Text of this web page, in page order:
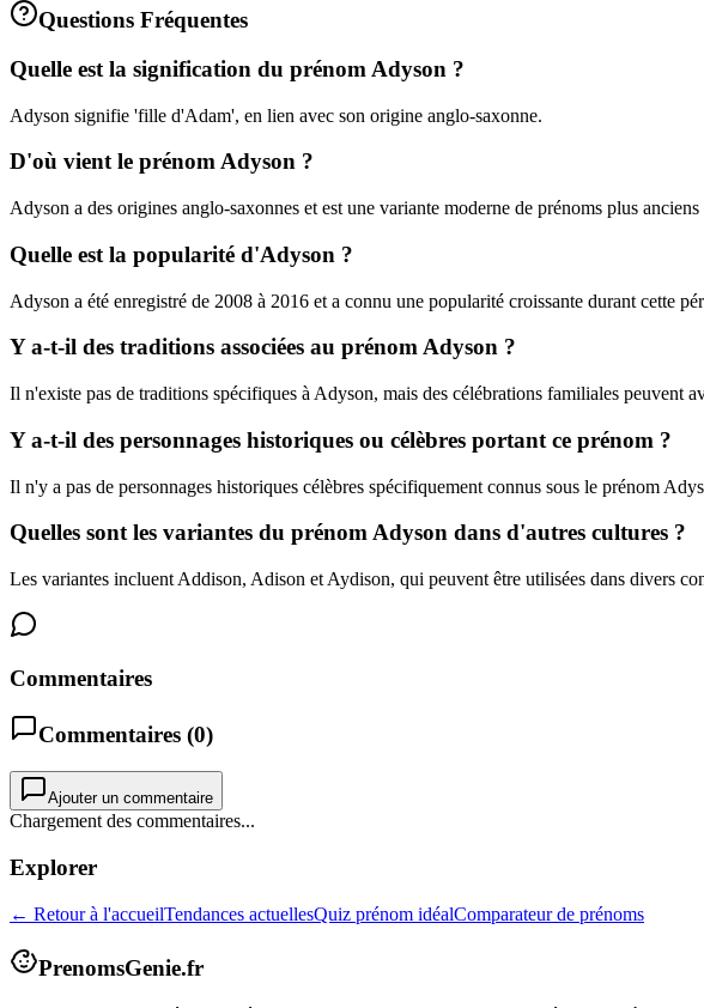
Questions Fréquentes
Quelle est la signification du prénom Adyson ?
Adyson signifie 'fille d'Adam', en lien avec son origine anglo-saxonne.
D'où vient le prénom Adyson ?
Adyson a des origines anglo-saxonnes et est une variante moderne de prénoms plus
Quelle est la popularité d'Adyson ?
Adyson a été enregistré de 2008 à 2016 et a connu une popularité croissante durant cette
Y a-t-il des traditions associées au prénom Adyson ?
Il n'existe pas de traditions spécifiques à Adyson, mais des célébrations familiales peuvent
Y a-t-il des personnages historiques ou célèbres portant ce prénom ?
Il n'y a pas de personnages historiques célèbres spécifiquement connus sous le prénom
Quelles sont les variantes du prénom Adyson dans d'autres cultures ?
Les variantes incluent Addison, Adison et Aydison, qui peuvent être utilisées dans divers
Commentaires
Commentaires (0)
Ajouter un commentaire
Chargement des commentaires...
Explorer
← Retour à l'accueilTendances actuellesQuiz prénom idéalComparateur de prénoms
PrenomsGenie.fr